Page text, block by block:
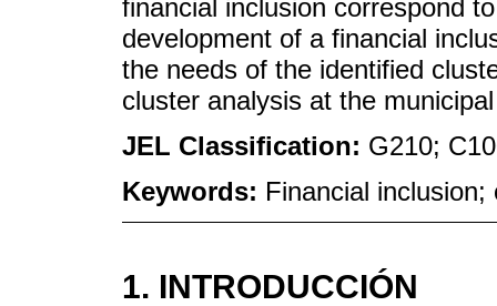
financial inclusion correspond
development of a financial
the needs of the identified
cluster analysis at the
JEL Classification: G210;
Keywords: Financial
1. INTRODUCCIÓN